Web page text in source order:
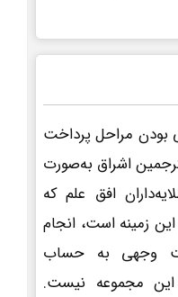
بودن مراحل پرداخت
اشراق به‌صورت
افق علم که
زمینه است، انجام
وجهی به حساب
مجموعه نیست.